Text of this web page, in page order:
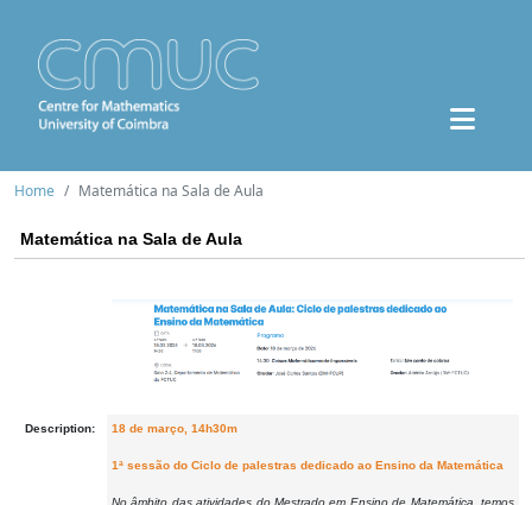
Home Matemática na Sala de Aula
Matemática na Sala de Aula
Description: 18 de março, 14h30m
1ª sessão do Ciclo de palestras dedicado ao Ensino da Matemática
No âmbito das atividades do Mestrado em Ensino de Matemática, temos